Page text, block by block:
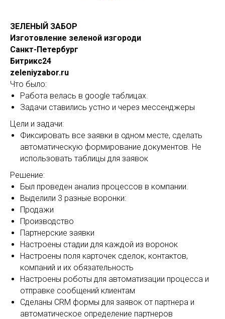
ЗЕЛЕНЫЙ ЗАБОР
Изготовление зеленой изгороди
Санкт-Петербург
Битрикс24
zeleniyzabor.ru
Что было:
Работа велась в google таблицах.
Задачи ставились устно и через мессенджеры
Цели и задачи:
Фиксировать все заявки в одном месте, сделать
автоматическую формирование документов. Не
использовать таблицы для заявок
Решение:
Был проведен анализ процессов в компании.
Выделили 3 разные воронки:
Продажи
Производство
Партнерские заявки
Настроены стадии для каждой из воронок
Настроены поля карточек сделок, контактов,
компаний и их обязательность
Настроены роботы для автоматизации процесса и
отправке сообщений клиентам
Сделаны CRM формы для заявок от партнера и
автоматическое определение партнеров